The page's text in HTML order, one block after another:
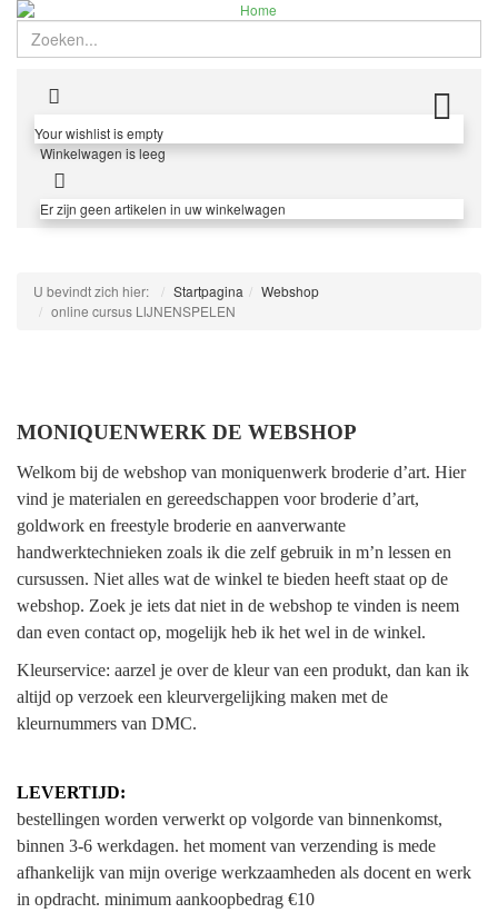
Zoeken
Your wishlist is empty
Winkelwagen is leeg
Er zijn geen artikelen in uw winkelwagen
U bevindt zich hier: Startpagina
Webshop
online cursus LIJNENSPELEN
MONIQUENWERK DE WEBSHOP
Welkom bij de webshop van moniquenwerk broderie d’art. Hier
vind je materialen en gereedschappen voor broderie d’art,
goldwork en freestyle broderie en aanverwante
handwerktechnieken zoals ik die zelf gebruik in m’n lessen en
cursussen. Niet alles wat de winkel te bieden heeft staat op de
webshop. Zoek je iets dat niet in de webshop te vinden is neem
dan even contact op, mogelijk heb ik het wel in de winkel.
Kleurservice: aarzel je over de kleur van een produkt, dan kan ik
altijd op verzoek een kleurvergelijking maken met de
kleurnummers van DMC.
LEVERTIJD:
bestellingen worden verwerkt op volgorde van binnenkomst,
binnen 3-6 werkdagen. het moment van verzending is mede
afhankelijk van mijn overige werkzaamheden als docent en werk
in opdracht. minimum aankoopbedrag €10